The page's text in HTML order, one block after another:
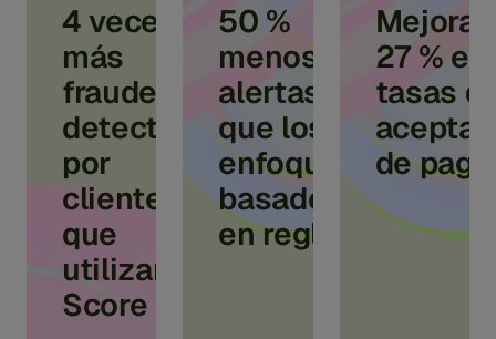
4 veces
más
fraude
detectado
por
clientes
que
utilizan IQ
Score
50 %
menos
alertas
que los
enfoques
basados
en reglas
Mejora
27 %
tasas
de